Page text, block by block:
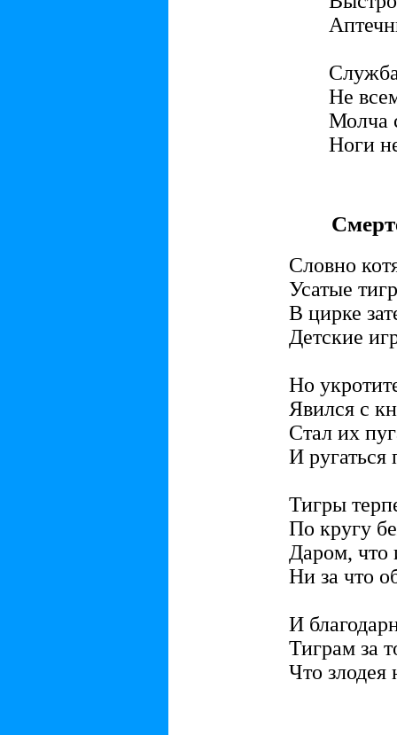
Не
Молча
Ноги
Словно
Усатые
В цирке
Детские
Но
Явился с
Стал их
И ругаться
Тигры
По кругу
Даром, что
Ни за что
И
Тиграм за
Что злодея